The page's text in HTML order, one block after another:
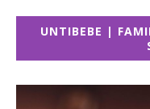
UNTIBEBE |